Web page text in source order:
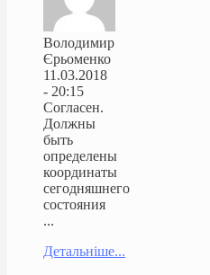
Володимир
Єрьоменко
11.03.2018
- 20:15
Согласен.
Должны
быть
определены
координаты
сегодняшнего
состояния
...
Детальніше...